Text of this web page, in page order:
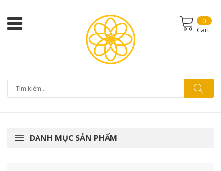
0
Cart
DANH MỤC SẢN PHẨM